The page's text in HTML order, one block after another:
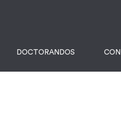
DOCTORANDOS